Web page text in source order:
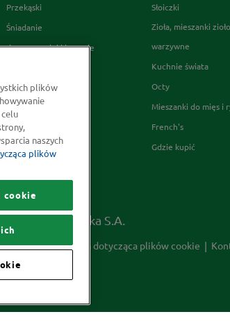
Przekąski
Śniadanie
desery wypieki i napoje
Słoiczki
Zioła, mieszanki
warzywne
Kuchnie świata
Octy
Mieszanki do mięs i
French's
Gdzie kupić
Polska S.A.
Polityka dotycząca plików cookie
plików
naszych
plików
cookie